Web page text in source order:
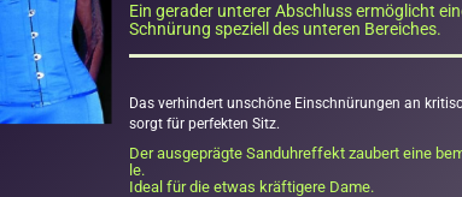
Ein ge­ra­der un­te­rer Ab­schluss er­mög­licht
Schnü­rung spe­zi­ell des un­te­ren Be­rei­ches.
Das ver­hin­dert un­schö­ne Ein­schnü­run­gen an
sorgt für per­fek­ten Sitz.
Der aus­ge­präg­te Sand­uhr­ef­fekt zau­bert eine
le.
Ideal für die etwas kräf­ti­ge­re Dame.